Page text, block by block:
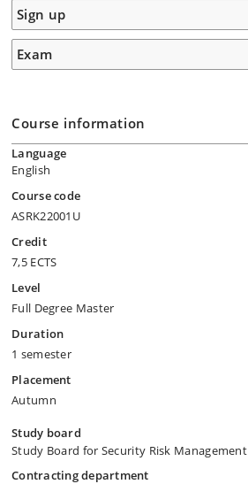
Sign up
Exam
Course information
Language
English
Course code
ASRK22001U
Credit
7,5 ECTS
Level
Full Degree Master
Duration
1 semester
Placement
Autumn
Study board
Study Board for Security Risk Management
Contracting department